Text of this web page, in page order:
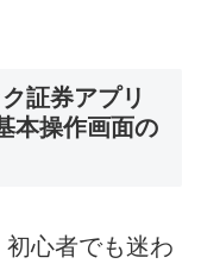
証券アプリ
本操作画面の
心者でも迷わ